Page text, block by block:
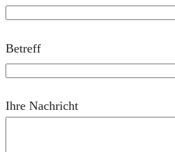
Betreff
Ihre Nachricht